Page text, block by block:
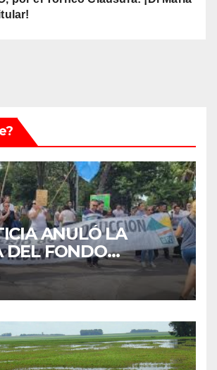
ANULÓ LA
DEL FONDO
A EMPLEADOS DE
DE LA
DEL CHACO